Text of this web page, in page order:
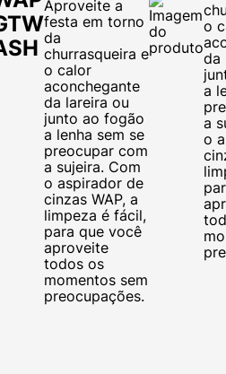
Aproveite a
festa em torno
da
churrasqueira e
o calor
aconchegante
da lareira ou
junto ao fogão
a lenha sem se
preocupar com
a sujeira. Com
o aspirador de
cinzas WAP, a
limpeza é fácil,
para que você
aproveite
todos os
momentos sem
preocupações.
o
da
a
a
o